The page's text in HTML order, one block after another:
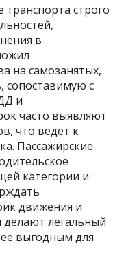
строго
в
на самозанятых,
сопоставимую с
и
часто выявляют
что ведет к
Пассажирские
категории и
движения и
делают легальный
выгодным для